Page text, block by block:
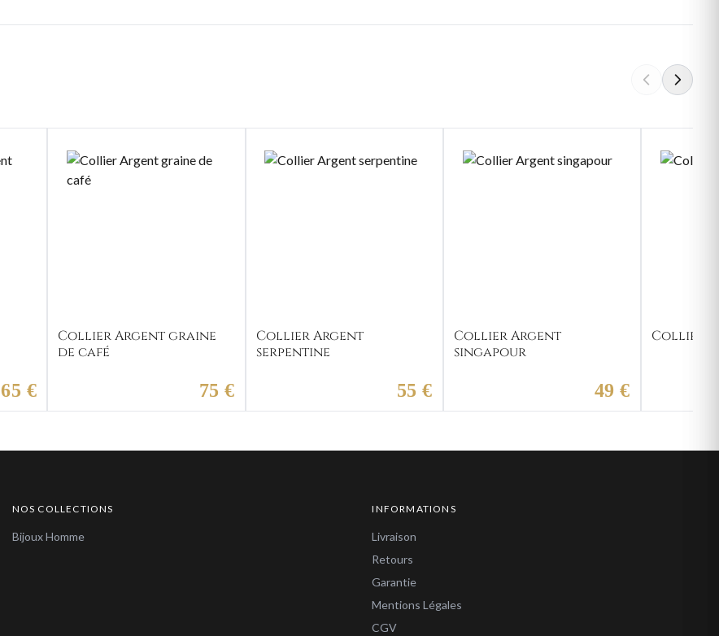
65 €
Collier Argent graine
de café
75 €
Collier Argent
serpentine
55 €
Collier Argent
singapour
49 €
Collier
NOS COLLECTIONS
Bijoux Homme
INFORMATIONS
Livraison
Retours
Garantie
Mentions Légales
CGV